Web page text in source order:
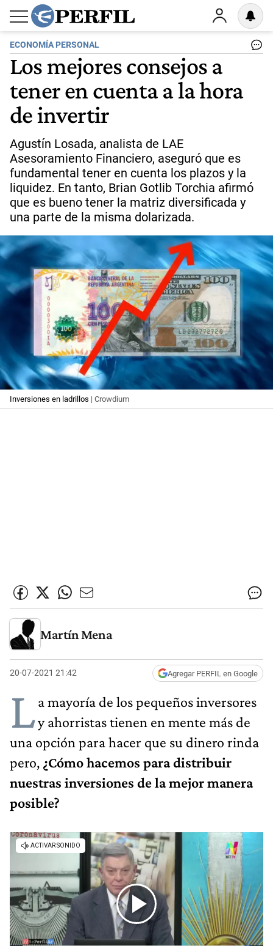
ECONOMÍA PERSONAL
Los mejores consejos a
tener en cuenta a la hora
de invertir
Agustín Losada, analista de LAE
Asesoramiento Financiero, aseguró que es
fundamental tener en cuenta los plazos y la
liquidez. En tanto, Brian Gotlib Torchia afirmó
que es bueno tener la matriz diversificada y
una parte de la misma dolarizada.
Inversiones en ladrillos | Crowdium
Martín Mena
20-07-2021 21:42 Agregar PERFIL en Google
La mayoría de los pequeños inversores
y ahorristas tienen en mente más de
una opción para hacer que su dinero rinda
pero, ¿Cómo hacemos para distribuir
nuestras inversiones de la mejor manera
posible?